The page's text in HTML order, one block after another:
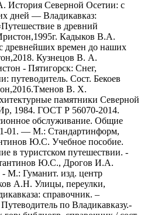
История Северной Осетии: с
дней — Владикавказ:
в древний
Кадыков В.А.
древнейших времен до наших
Кузнецов В. А.
- Пятигорск: Снег,
путеводитель. Сост. Бекоев
В. Х.
памятники Северной
1984. ГОСТ Р 56070-2014.
обслуживание. Общие
01. — М.: Стандартинформ,
Ю.С. Учебное пособие.
в туристском путешествии. -
Ю.С., Дрогов И.А.
- М.: Гуманит. изд. центр
А.Н. Улицы, переулки,
справочник. –
по Владикавказу.-